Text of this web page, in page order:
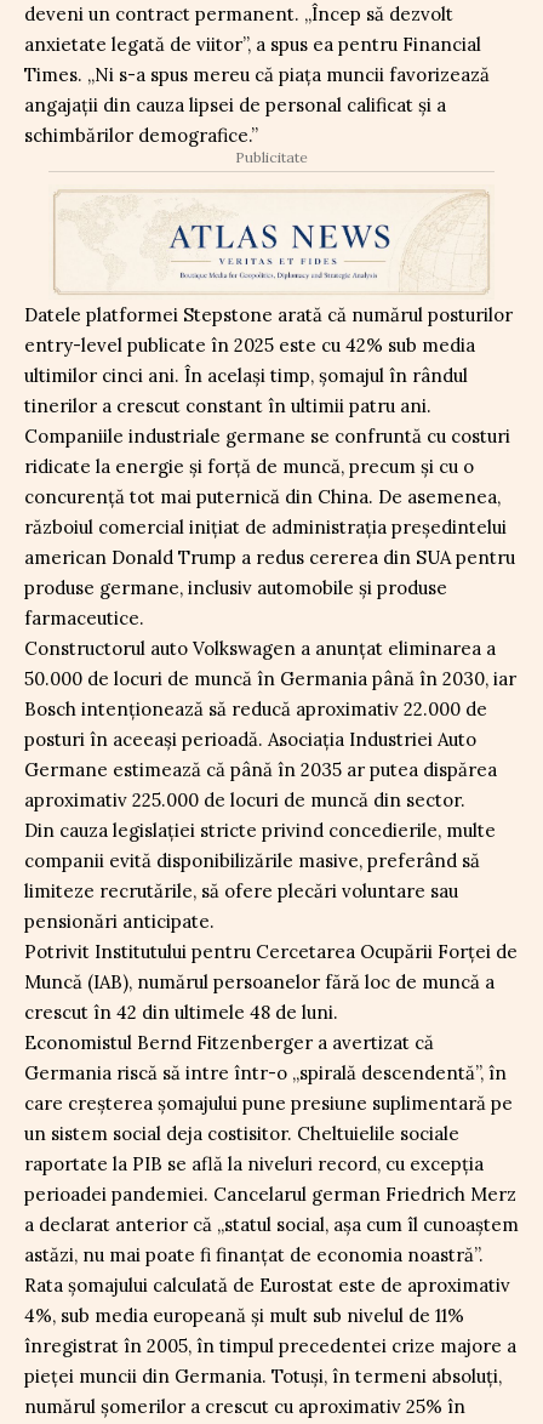
deveni un contract permanent. „Încep să dezvolt
anxietate legată de viitor”, a spus ea pentru Financial
Times. „Ni s-a spus mereu că piața muncii favorizează
angajații din cauza lipsei de personal calificat și a
schimbărilor demografice.”
Publicitate
Datele platformei Stepstone arată că numărul posturilor
entry-level publicate în 2025 este cu 42% sub media
ultimilor cinci ani. În același timp, șomajul în rândul
tinerilor a crescut constant în ultimii patru ani.
Companiile industriale germane se confruntă cu costuri
ridicate la energie și forță de muncă, precum și cu o
concurență tot mai puternică din China. De asemenea,
războiul comercial inițiat de administrația președintelui
american Donald Trump a redus cererea din SUA pentru
produse germane, inclusiv automobile și produse
farmaceutice.
Constructorul auto Volkswagen a anunțat eliminarea a
50.000 de locuri de muncă în Germania până în 2030, iar
Bosch intenționează să reducă aproximativ 22.000 de
posturi în aceeași perioadă. Asociația Industriei Auto
Germane estimează că până în 2035 ar putea dispărea
aproximativ 225.000 de locuri de muncă din sector.
Din cauza legislației stricte privind concedierile, multe
companii evită disponibilizările masive, preferând să
limiteze recrutările, să ofere plecări voluntare sau
pensionări anticipate.
Potrivit Institutului pentru Cercetarea Ocupării Forței de
Muncă (IAB), numărul persoanelor fără loc de muncă a
crescut în 42 din ultimele 48 de luni.
Economistul Bernd Fitzenberger a avertizat că
Germania riscă să intre într-o „spirală descendentă”, în
care creșterea șomajului pune presiune suplimentară pe
un sistem social deja costisitor. Cheltuielile sociale
raportate la PIB se află la niveluri record, cu excepția
perioadei pandemiei. Cancelarul german Friedrich Merz
a declarat anterior că „statul social, așa cum îl cunoaștem
astăzi, nu mai poate fi finanțat de economia noastră”.
Rata șomajului calculată de Eurostat este de aproximativ
4%, sub media europeană și mult sub nivelul de 11%
înregistrat în 2005, în timpul precedentei crize majore a
pieței muncii din Germania. Totuși, în termeni absoluți,
numărul șomerilor a crescut cu aproximativ 25% în